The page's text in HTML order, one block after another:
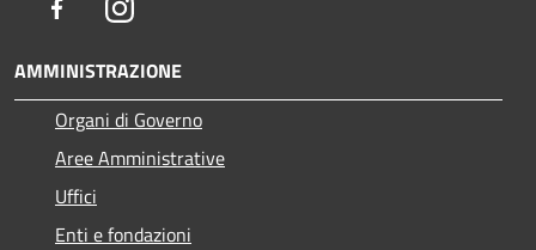
FacebookInstagram
AMMINISTRAZIONE
Organi di Governo
Aree Amministrative
Uffici
Enti e fondazioni